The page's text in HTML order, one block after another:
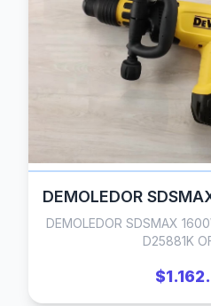
DEMOLEDOR SDSMAX
D25881K